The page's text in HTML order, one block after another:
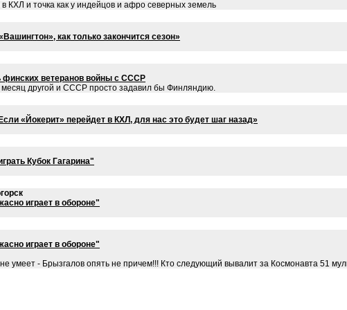
КХЛ и точка как у индейцов и афро северных земель
как только закончится сезон»
ветеранов войны с СССР
другой и СССР просто задавил бы Финляндию.
«Йокерит» перейдет в КХЛ, для нас это будет шаг назад»
Кубок Гагарина"
играет в обороне"
играет в обороне"
умеет - Брызгалов опять не причем!!! Кто следующий вывалит за Космонавта 51